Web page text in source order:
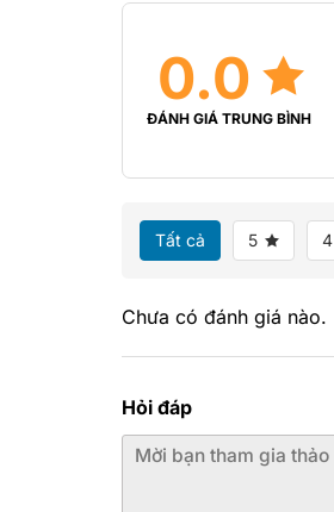
0.0
ĐÁNH GIÁ TRUNG BÌNH
Tất cả 5 4
Chưa có đánh giá nào.
Hỏi đáp